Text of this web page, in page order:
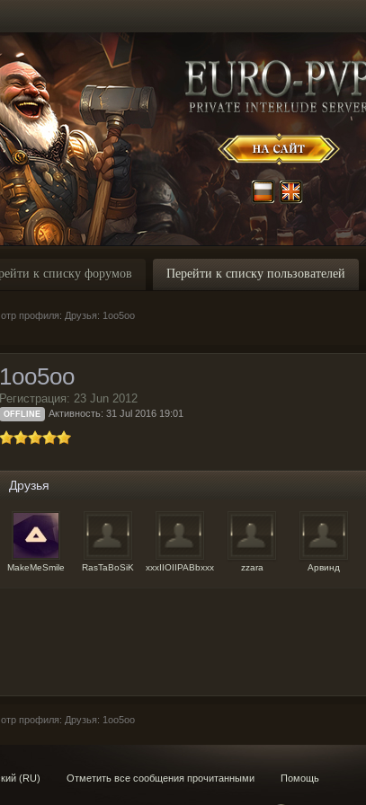
к списку форумов Перейти к списку пользователей
профиля: Друзья: 1oo5oo
1oo5oo
Регистрация: 23 Jun 2012
OFFLINE Активность: 31 Jul 2016 19:01
Друзья
MakeMeSmile RasTaBoSiK xxxIIOIIPABbxxx zzara Арвинд
профиля: Друзья: 1oo5oo
(RU) Отметить все сообщения прочитанными Помощь